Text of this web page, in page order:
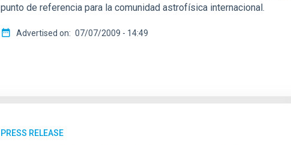
punto de referencia para la comunidad astrofísica internacional.
Advertised on 07/07/2009 - 14:49
PRESS RELEASE